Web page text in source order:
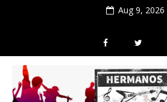
Aug 9, 2026